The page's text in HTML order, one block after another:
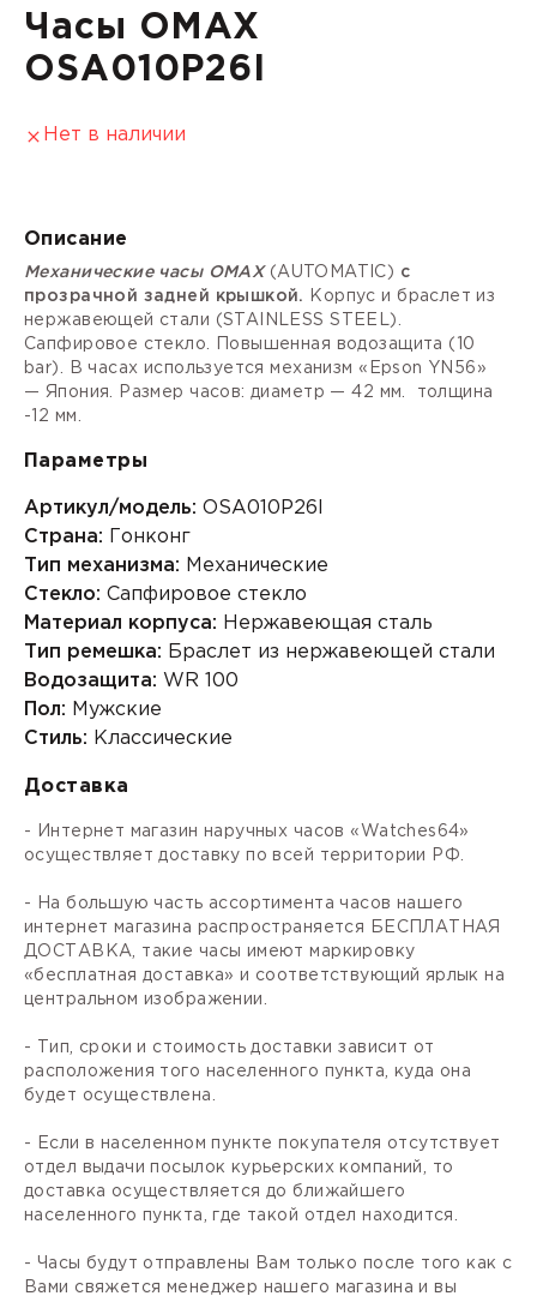
Часы OMAX
OSA010P26I
Нет в наличии
Описание
Механические часы OMAX(AUTOMATIC) с
прозрачной задней крышкой.
Корпус и браслет из
нержавеющей стали (STAINLESS STEEL).
Сапфировое стекло. Повышенная водозащита (10
bar). В часах используется механизм «Epson YN56»
— Япония. Размер часов: диаметр — 42 мм. толщина
-12 мм.
Параметры
Артикул/модель: OSA010P26I
Страна: Гонконг
Тип механизма: Механические
Стекло: Сапфировое стекло
Материал корпуса: Нержавеющая сталь
Тип ремешка: Браслет из нержавеющей стали
Водозащита: WR 100
Пол: Мужские
Стиль: Классические
Доставка
- Интернет магазин наручных часов «Watches64»
осуществляет доставку по всей территории РФ.
- На большую часть ассортимента часов нашего
интернет магазина распространяется БЕСПЛАТНАЯ
ДОСТАВКА, такие часы имеют маркировку
«бесплатная доставка» и соответствующий ярлык на
центральном изображении.
- Тип, сроки и стоимость доставки зависит от
расположения того населенного пункта, куда она
будет осуществлена.
- Если в населенном пункте покупателя отсутствует
отдел выдачи посылок курьерских компаний, то
доставка осуществляется до ближайшего
населенного пункта, где такой отдел находится.
- Часы будут отправлены Вам только после того как с
Вами свяжется менеджер нашего магазина и вы